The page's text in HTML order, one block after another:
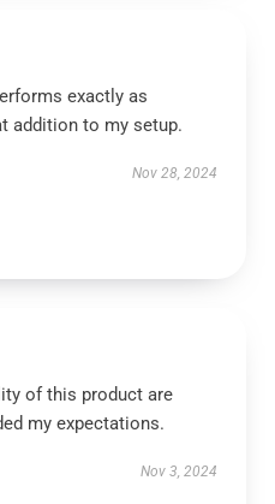
exactly as
addition to my setup.
Nov 28, 2024
of this product are
my expectations.
Nov 3, 2024